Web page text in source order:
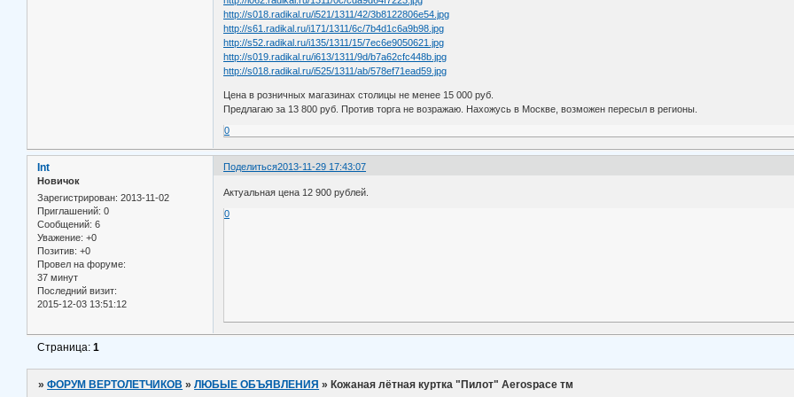
http://s018.radikal.ru/i521/1311/42/3b8122806e54.jpg
http://s61.radikal.ru/i171/1311/6c/7b4d1c6a9b98.jpg
http://s52.radikal.ru/i135/1311/15/7ec6e9050621.jpg
http://s019.radikal.ru/i613/1311/9d/b7a62cfc448b.jpg
http://s018.radikal.ru/i525/1311/ab/578ef71ead59.jpg
Цена в розничных магазинах столицы не менее 15 000 руб.
Предлагаю за 13 800 руб. Против торга не возражаю. Нахожусь в Москве, возможен пересыл в регионы.
0
Поделиться2013-11-29 17:43:07
Int
Новичок
Зарегистрирован: 2013-11-02
Приглашений: 0
Сообщений: 6
Уважение: +0
Позитив: +0
Провел на форуме:
37 минут
Последний визит:
2015-12-03 13:51:12
Актуальная цена 12 900 рублей.
0
Страница:1
»ФОРУМ ВЕРТОЛЕТЧИКОВ »ЛЮБЫЕ ОБЪЯВЛЕНИЯ »Кожаная лётная куртка "Пилот" Aerospace тм